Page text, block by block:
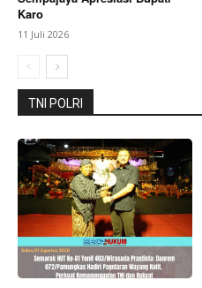
My account
Bagikan Artikel
Berita Lainnya
Dramatis
Karo
11 Juli 2026
TNI POLRI